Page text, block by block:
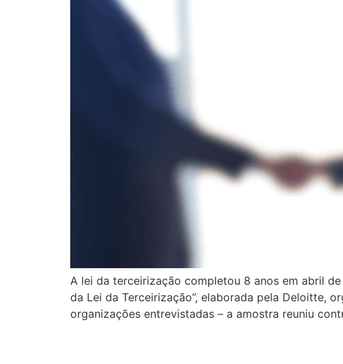
A lei da terceirização completou 8 anos em abril
da Lei da Terceirização”, elaborada pela Deloitte,
organizações entrevistadas – a amostra reuniu